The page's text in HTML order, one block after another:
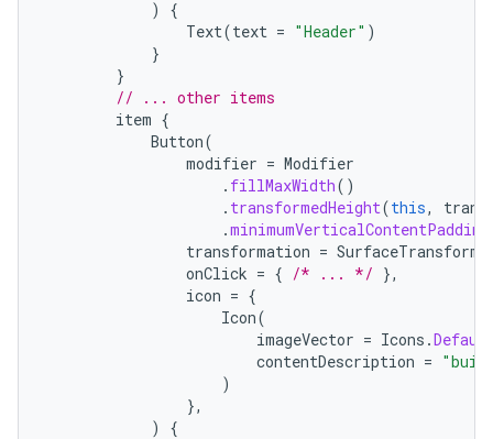
)
{
Text(text = "Header" )
}
}
// ... other items
item {
Button(
modifier = Modifier
. fillMaxWidth()
. transformedHeight(this,
.minimumVerticalContentPadding
transformation =
onClick = { /* ... */ },
icon = {
Icon(
imageVector = Icons .
contentDescription =
)
},
)
{